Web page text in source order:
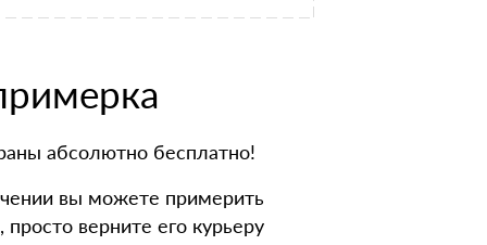
абсолютно бесплатно!
вы можете примерить
верните его курьеру